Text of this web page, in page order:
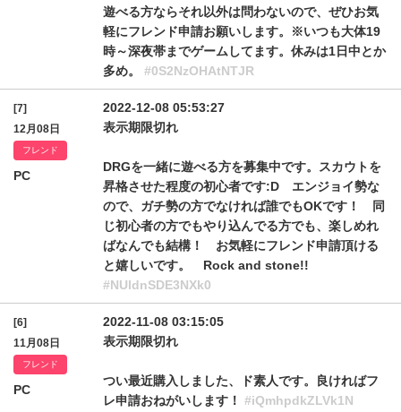
遊べる方ならそれ以外は問わないので、ぜひお気
軽にフレンド申請お願いします。※いつも大体19
時～深夜帯までゲームしてます。休みは1日中とか
多め。 #0S2NzOHAtNTJR
[7]
12月08日
フレンド
PC
2022-12-08 05:53:27
表示期限切れ
DRGを一緒に遊べる方を募集中です。スカウトを
昇格させた程度の初心者です:D エンジョイ勢な
ので、ガチ勢の方でなければ誰でもOKです！ 同
じ初心者の方でもやり込んでる方でも、楽しめれ
ばなんでも結構！ お気軽にフレンド申請頂ける
と嬉しいです。 Rock and stone!!
#NUldnSDE3NXk0
[6]
11月08日
フレンド
PC
2022-11-08 03:15:05
表示期限切れ
つい最近購入しました、ド素人です。良ければフ
レ申請おねがいします！ #iQmhpdkZLVk1N